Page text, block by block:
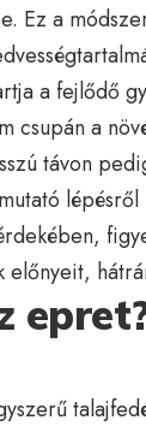
Ez a
a fejlődő
csupán a
távon
előnyeit,